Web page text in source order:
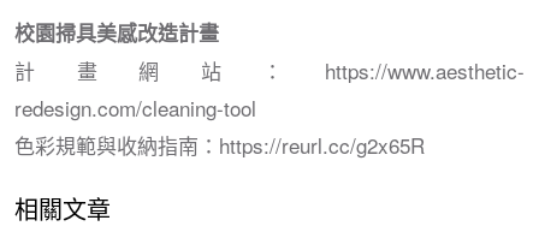
校園掃具美感改造計畫
計畫網站：https://www.aesthetic-
redesign.com/cleaning-tool
色彩規範與收納指南：https://reurl.cc/g2x65R
相關文章